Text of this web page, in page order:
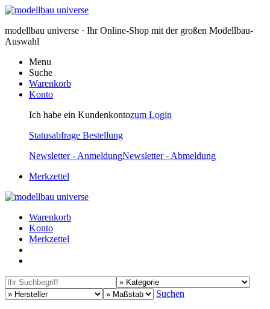
modellbau universe · Ihr Online-Shop mit der großen Modellbau-
Auswahl
Menu
Suche
Warenkorb
Konto
Ich habe ein Kundenkontozum Login
Statusabfrage Bestellung
Newsletter - AnmeldungNewsletter - Abmeldung
Merkzettel
Warenkorb
Konto
Merkzettel
Suchen